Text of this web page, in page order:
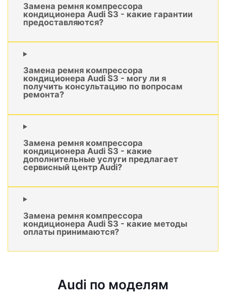
Замена ремня компрессора
кондиционера Audi S3 - какие гарантии
предоставляются?
Замена ремня компрессора
кондиционера Audi S3 - могу ли я
получить консультацию по вопросам
ремонта?
Замена ремня компрессора
кондиционера Audi S3 - какие
дополнительные услуги предлагает
сервисный центр Audi?
Замена ремня компрессора
кондиционера Audi S3 - какие методы
оплаты принимаются?
Audi по моделям